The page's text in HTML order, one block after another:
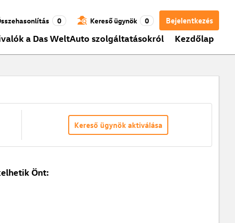
Bejelentkezés
0 Kereső ügynök 0
a Das WeltAuto szolgáltatásokról Kezdőlap
Kereső ügynök aktiválása
Önt: